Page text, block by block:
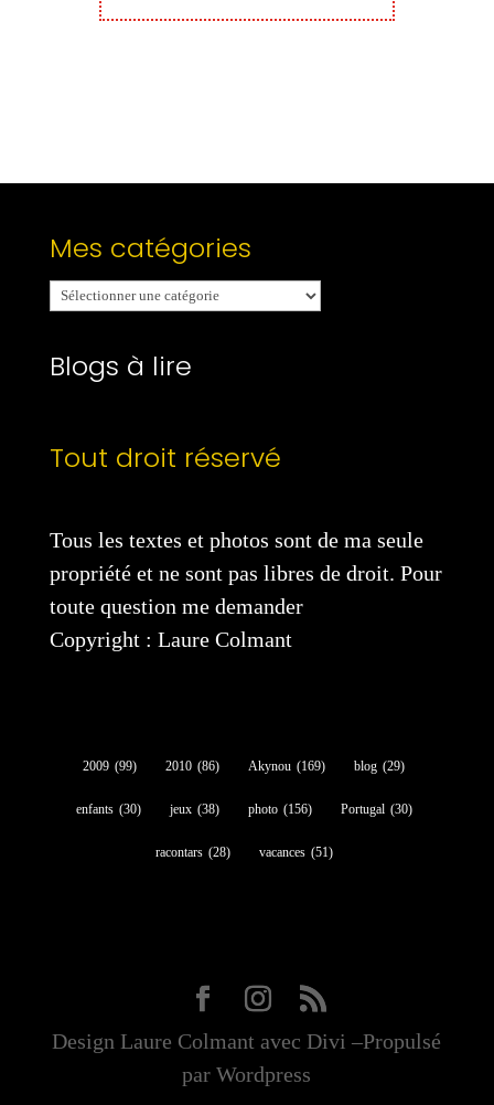
Mes catégories
Mes
catégories
Blogs à lire
Tout droit réservé
Tous les textes et photos sont de ma seule
propriété et ne sont pas libres de droit. Pour
toute question me demander
Copyright : Laure Colmant
2009 (99) 2010 (86) Akynou (169) blog (29)
enfants (30) jeux (38) photo (156) Portugal (30)
racontars (28) vacances (51)
Design Laure Colmant avec Divi –Propulsé
par Wordpress